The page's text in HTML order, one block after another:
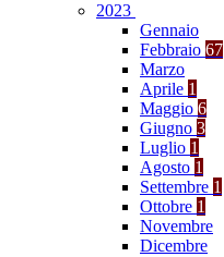
2023
Gennaio
Febbraio 67
Marzo
Aprile 1
Maggio 6
Giugno 3
Luglio 1
Agosto 1
Settembre 1
Ottobre 1
Novembre
Dicembre